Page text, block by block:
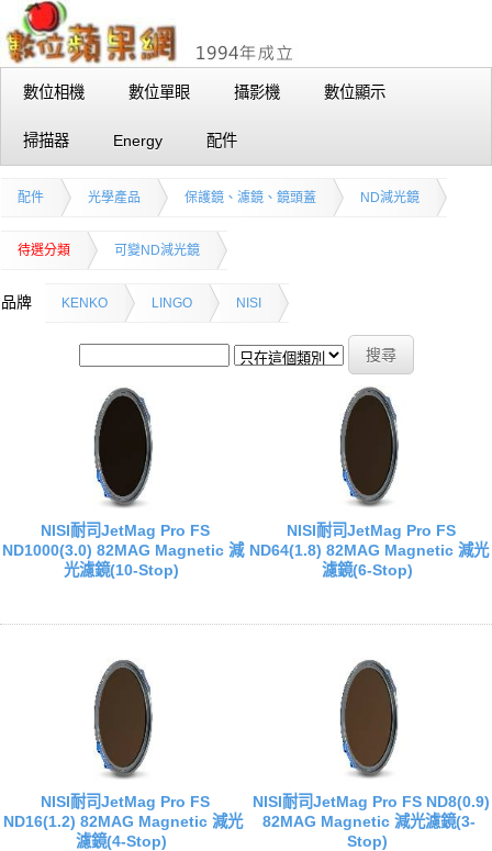
數位相機 數位單眼 攝影機 數位顯示
掃描器 Energy 配件
配件 光學產品 保護鏡、濾鏡、鏡頭蓋 ND減光鏡
待選分類 可變ND減光鏡
品牌 KENKO LINGO NISI
NISI耐司JetMag Pro FS
ND1000(3.0) 82MAG Magnetic 減
光濾鏡(10-Stop)
NISI耐司JetMag Pro FS
ND64(1.8) 82MAG Magnetic 減光
濾鏡(6-Stop)
NISI耐司JetMag Pro FS
ND16(1.2) 82MAG Magnetic 減光
濾鏡(4-Stop)
NISI耐司JetMag Pro FS ND8(0.9)
82MAG Magnetic 減光濾鏡(3-
Stop)